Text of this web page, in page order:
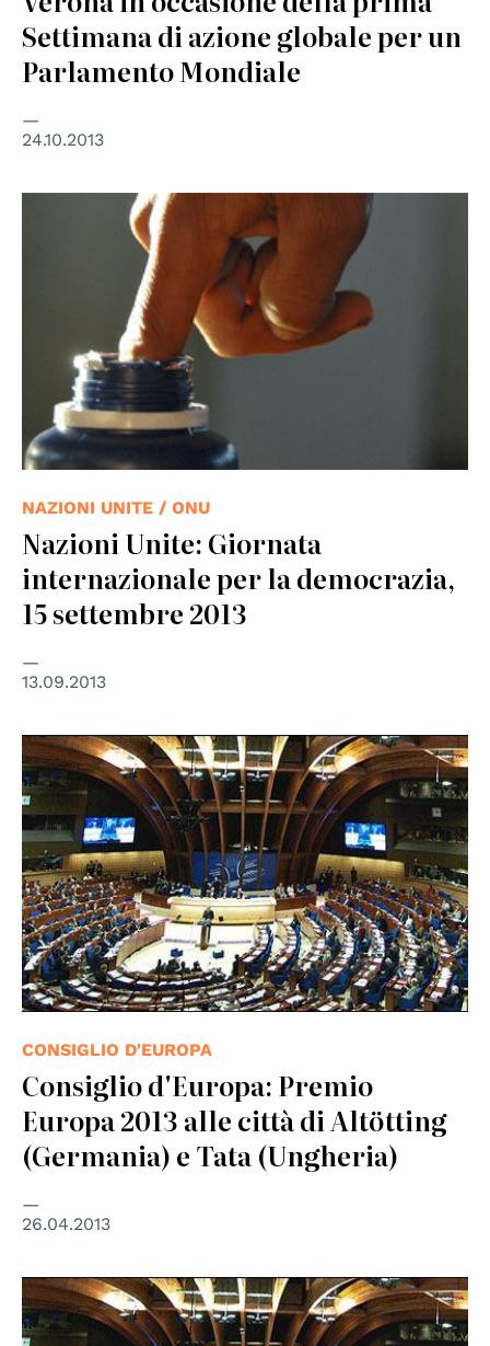
Settimana di azione globale per un
Parlamento Mondiale
24.10.2013
NAZIONI UNITE / ONU
Nazioni Unite: Giornata
internazionale per la democrazia,
15 settembre 2013
13.09.2013
© Council of Europe
CONSIGLIO D'EUROPA
Consiglio d'Europa: Premio
Europa 2013 alle città di Altötting
(Germania) e Tata (Ungheria)
26.04.2013
© Council of Europe